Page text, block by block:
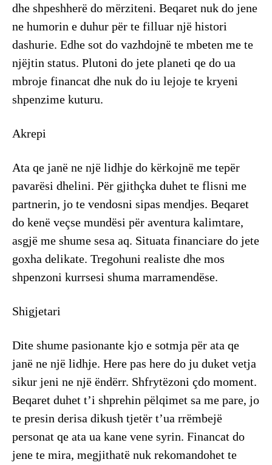
dhe shpeshherë do mërziteni. Beqaret nuk do jene
ne humorin e duhur për te filluar një histori
dashurie. Edhe sot do vazhdojnë te mbeten me te
njëjtin status. Plutoni do jete planeti qe do ua
mbroje financat dhe nuk do iu lejoje te kryeni
shpenzime kuturu.
Akrepi
Ata qe janë ne një lidhje do kërkojnë me tepër
pavarësi dhelini. Për gjithçka duhet te flisni me
partnerin, jo te vendosni sipas mendjes. Beqaret
do kenë veçse mundësi për aventura kalimtare,
asgjë me shume sesa aq. Situata financiare do jete
goxha delikate. Tregohuni realiste dhe mos
shpenzoni kurrsesi shuma marramendëse.
Shigjetari
Dite shume pasionante kjo e sotmja për ata qe
janë ne një lidhje. Here pas here do ju duket vetja
sikur jeni ne një ëndërr. Shfrytëzoni çdo moment.
Beqaret duhet t’i shprehin pëlqimet sa me pare, jo
te presin derisa dikush tjetër t’ua rrëmbejë
personat qe ata ua kane vene syrin. Financat do
jene te mira, megjithatë nuk rekomandohet te